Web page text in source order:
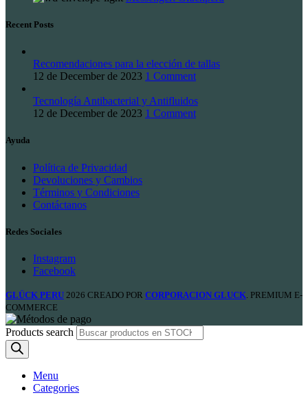
Recent Posts
Recomendaciones para la elección de tallas
12 de December de 2023 1 Comment
Tecnología Antibacterial y Antifluidos
12 de December de 2023 1 Comment
Ayuda
Política de Privacidad
Devoluciones y Cambios
Términos y Condiciones
Contáctanos
Redes Sociales
Instagram
Facebook
GLÜCK PERU 2026 CREADO POR CORPORACION GLUCK . PREMIUM E-
COMMERCE
Products search
Menu
Categories